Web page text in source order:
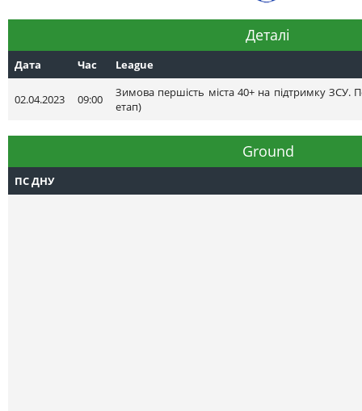
Деталі
Дата Час League
02.04.2023 09:00
Зимова першість міста 40+ на підтримку ЗСУ.
етап)
Ground
ПС ДНУ